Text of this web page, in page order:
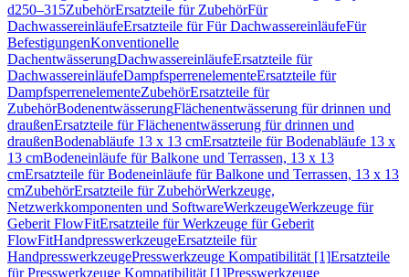
d250–315ZubehörErsatzteile für ZubehörFür
DachwassereinläufeErsatzteile für Für DachwassereinläufeFür
BefestigungenKonventionelle
DachentwässerungDachwassereinläufeErsatzteile für
DachwassereinläufeDampfsperrenelementeErsatzteile für
DampfsperrenelementeZubehörErsatzteile für
ZubehörBodenentwässerungFlächenentwässerung für drinnen und
draußenErsatzteile für Flächenentwässerung für drinnen und
draußenBodenabläufe 13 x 13 cmErsatzteile für Bodenabläufe 13 x
13 cmBodeneinläufe für Balkone und Terrassen, 13 x 13
cmErsatzteile für Bodeneinläufe für Balkone und Terrassen, 13 x 13
cmZubehörErsatzteile für ZubehörWerkzeuge,
Netzwerkkomponenten und SoftwareWerkzeugeWerkzeuge für
Geberit FlowFitErsatzteile für Werkzeuge für Geberit
FlowFitHandpresswerkzeugeErsatzteile für
HandpresswerkzeugePresswerkzeuge Kompatibilität [1]Ersatzteile
für Presswerkzeuge Kompatibilität [1]Presswerkzeuge